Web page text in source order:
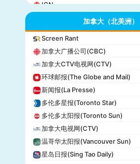
IGN
今日美国(USA Today)
BuzzFeed
全国公共广播电台(NPR)
美国广播公司(ABC)
美国新闻与世界报道(U.S. News)
CBS Sports
全国广播公司(NBC)
The Verge
PCMag
休斯顿纪事报(Houston Chronicle)
赫芬顿邮报(Huffpost)
加拿大（北美洲）
Screen Rant
加拿大广播公司(CBC)
加拿大CTV电视网(CTV)
环球邮报(The Globe and Mail)
新闻报(La Presse)
多伦多星报(Toronto Star)
多伦多太阳报(Toronto Sun)
加拿大电视网(CTV)
温哥华太阳报(Vancouver Sun)
星岛日报(Sing Tao Daily)